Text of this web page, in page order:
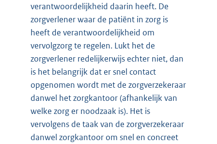
verantwoordelijkheid daarin heeft. De
zorgverlener waar de patiënt in zorg is
heeft de verantwoordelijkheid om
vervolgzorg te regelen. Lukt het de
zorgverlener redelijkerwijs echter niet, dan
is het belangrijk dat er snel contact
opgenomen wordt met de zorgverzekeraar
danwel het zorgkantoor (afhankelijk van
welke zorg er noodzaak is). Het is
vervolgens de taak van de zorgverzekeraar
danwel zorgkantoor om snel en concreet